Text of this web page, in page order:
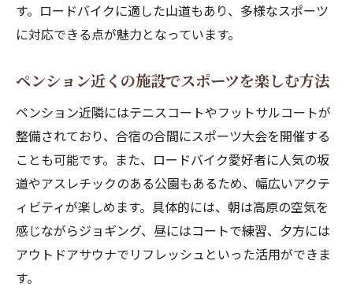
す。ロードバイクに適した山道もあり、多様なスポーツ
に対応できる点が魅力となっています。
ペンション近くの施設でスポーツを楽しむ方法
ペンション近隣にはテニスコートやフットサルコートが
整備されており、合宿の合間にスポーツ大会を開催する
ことも可能です。また、ロードバイク愛好者に人気の坂
道やアスレチックのある公園もあるため、幅広いアクテ
ィビティが楽しめます。具体的には、朝は高原の空気を
感じながらジョギング、昼にはコートで練習、夕方には
アウトドアサウナでリフレッシュといった活用ができま
す。